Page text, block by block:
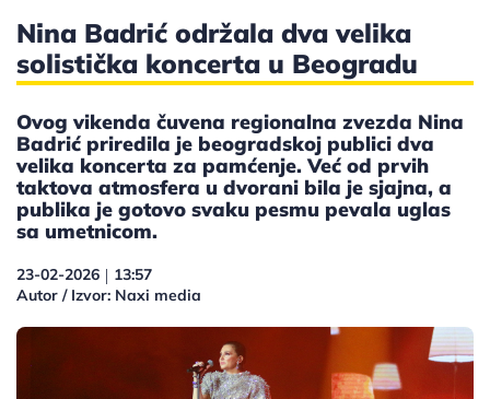
Nina Badrić održala dva velika
solistička koncerta u Beogradu
Ovog vikenda čuvena regionalna zvezda Nina
Badrić priredila je beogradskoj publici dva
velika koncerta za pamćenje. Već od prvih
taktova atmosfera u dvorani bila je sjajna, a
publika je gotovo svaku pesmu pevala uglas
sa umetnicom.
23-02-2026 | 13:57
Autor / Izvor: Naxi media